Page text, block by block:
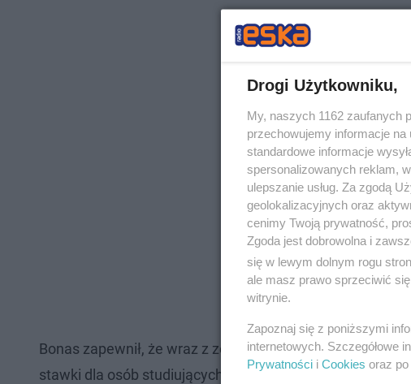
przewodniczący.
Bonas zapewnił, że wraz z zespołem stara się
stawki dla osób studiujących na UW.
Drogi Użytkowniku,
My, naszych 1162 zaufanych
przechowujemy informacje
standardowe informacje
spersonalizowanych reklam,
ulepszanie usług. Za zgodą
geolokalizacyjnych oraz
cenimy Twoją prywatność,
Zgoda jest dobrowolna i
się w lewym dolnym rogu
ale masz prawo sprzeciwić
witrynie.
Zapoznaj się z poniższymi
internetowych. Szczegółowe
Prywatności i Cookies oraz po